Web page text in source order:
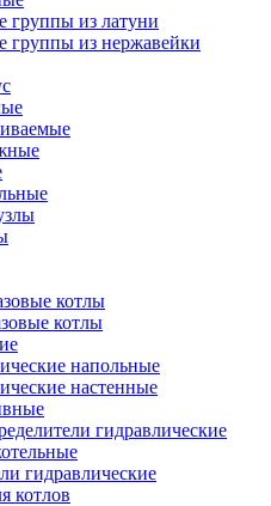
группы из латуни
группы из нержавейки
котлы
котлы
напольные
настенные
гидравлические
гидравлические
котлов